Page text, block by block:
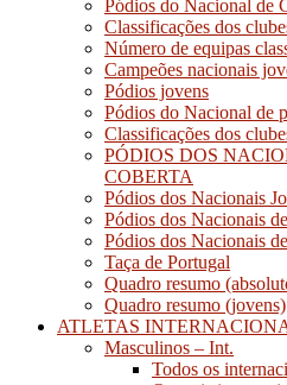
Pódios do Nacional de
Classificações dos
Número de equipas
Campeões nacionais
Pódios jovens
Pódios do Nacional de
Classificações dos
PÓDIOS DOS
COBERTA
Pódios dos Nacionais
Pódios dos Nacionais
Pódios dos Nacionais
Taça de Portugal
Quadro resumo
Quadro resumo (jovens)
ATLETAS
Masculinos – Int.
Todos os